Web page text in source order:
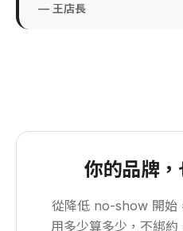
— 王店長
你的品牌
從降低 no-show 開始
用多少算多少，不綁約